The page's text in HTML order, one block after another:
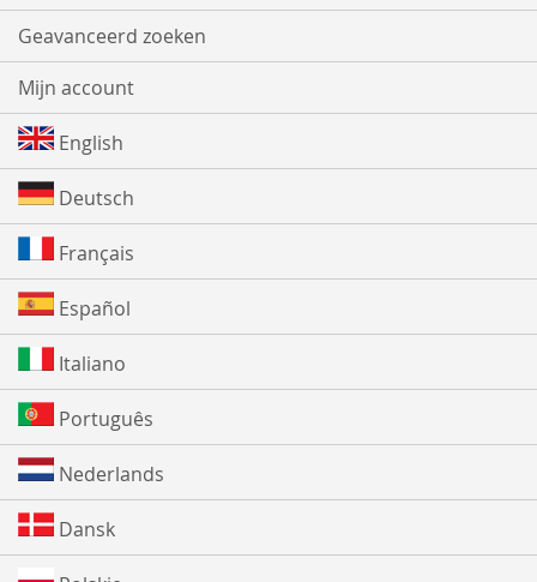
Geavanceerd zoeken
Mijn account
English
Deutsch
Français
Español
Italiano
Português
Nederlands
Dansk